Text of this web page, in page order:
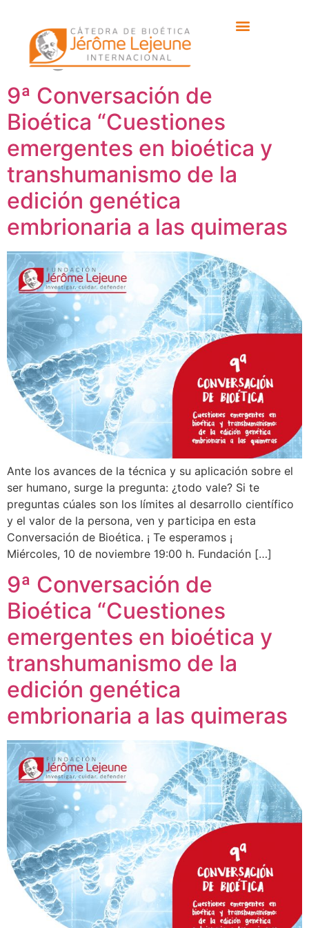
Etiqueta: Dr. Miguel
Ángel Serra
9ª Conversación de
Bioética “Cuestiones
emergentes en bioética y
transhumanismo de la
edición genética
embrionaria a las quimeras
Ante los avances de la técnica y su aplicación sobre el
ser humano, surge la pregunta: ¿todo vale? Si te
preguntas cúales son los límites al desarrollo científico
y el valor de la persona, ven y participa en esta
Conversación de Bioética. ¡ Te esperamos ¡
Miércoles, 10 de noviembre 19:00 h. Fundación […]
9ª Conversación de
Bioética “Cuestiones
emergentes en bioética y
transhumanismo de la
edición genética
embrionaria a las quimeras